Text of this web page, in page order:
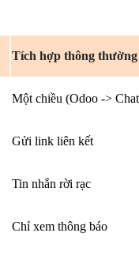
Tích hợp thông
Một chiều (Odoo ->
Gửi link liên kết
Tin nhắn rời rạc
Chỉ xem thông báo